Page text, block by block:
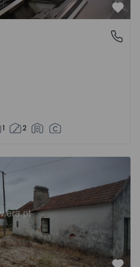
1 2
de Magos, Marinhais -